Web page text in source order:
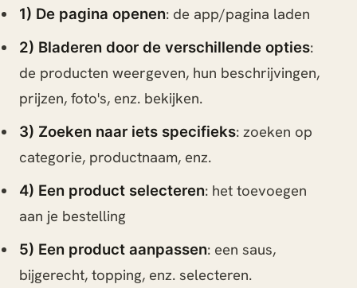
1) De pagina openen: de app/pagina laden
2) Bladeren door de verschillende opties:
de producten weergeven, hun beschrijvingen,
prijzen, foto's, enz. bekijken.
3) Zoeken naar iets specifieks: zoeken op
categorie, productnaam, enz.
4) Een product selecteren: het toevoegen
aan je bestelling
5) Een product aanpassen: een saus,
bijgerecht, topping, enz. selecteren.